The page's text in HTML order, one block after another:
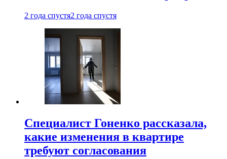
2 года спустя2 года спустя
Специалист Гоненко рассказала,
какие изменения в квартире
требуют согласования